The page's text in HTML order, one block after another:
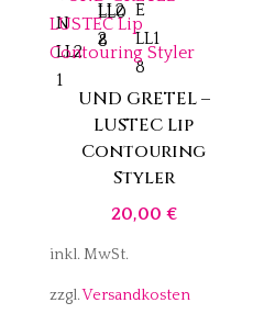
UND GRETEL –
LUSTEC Lip
Contouring
Styler
20,00 €
inkl. MwSt.
zzgl.Versandkosten